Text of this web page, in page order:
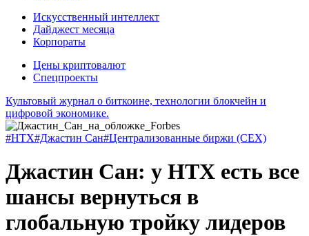
Искусственный интеллект
Дайджест месяца
Корпораты
Цены криптовалют
Спецпроекты
Культовый журнал о биткоине, технологии блокчейн и
цифровой экономике.
#HTX#Джастин Сан#Централизованные биржи (CEX)
Джастин Сан: у HTX есть все
шансы вернуться в
глобальную тройку лидеров